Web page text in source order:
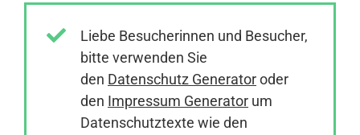
Pressemitteilungen
Liebe Besucherinnen und Besucher,
bitte verwenden Sie
den Datenschutz Generatoroder
den Impressum Generator um
Datenschutztexte wie den